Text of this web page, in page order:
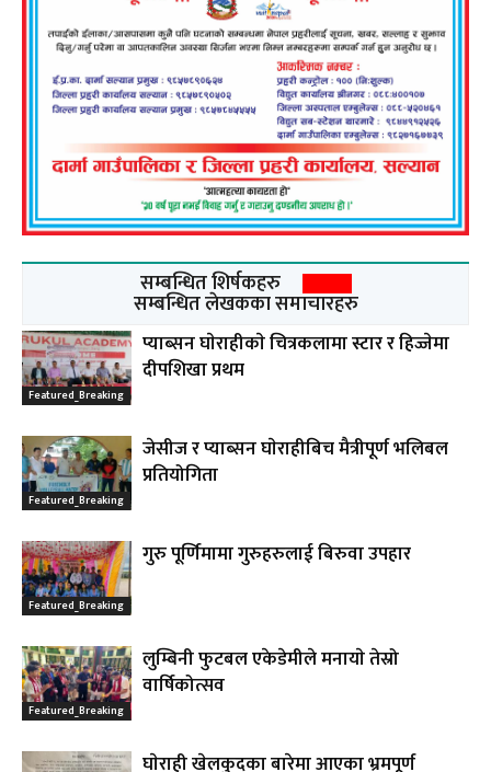
सम्बन्धित शिर्षकहरु
सम्बन्धित लेखकका समाचारहरु
Featured_Breaking
प्याब्सन घाेराहीकाे चित्रकलामा स्टार र हिज्जेमा
दीपशिखा प्रथम
Featured_Breaking
जेसीज र प्याब्सन घाेराहीबिच मैत्रीपूर्ण भलिबल
प्रतियोगिता
Featured_Breaking
गुरु पूर्णिमामा गुरुहरुलाई बिरुवा उपहार
Featured_Breaking
लुम्बिनी फुटबल एकेडेमीले मनायाे तेस्रो
वार्षिकोत्सव
घाेराही खेलकुदका बारेमा आएका भ्रमपूर्ण